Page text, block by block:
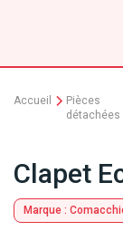
Accueil
Pièces
détachées
Clapet
Marque :